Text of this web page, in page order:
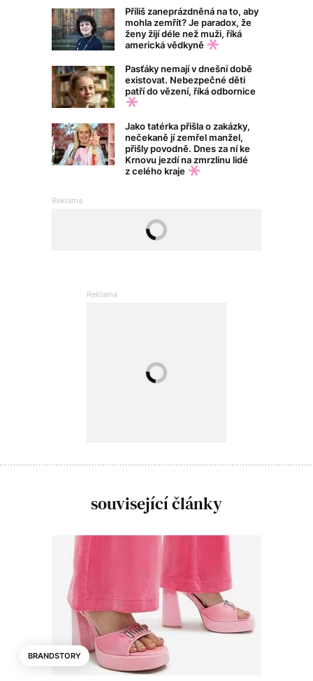
Příliš zaneprázdněná na to, aby
mohla zemřít? Je paradox, že
ženy žijí déle než muži, říká
americká vědkyně
Pasťáky nemají v dnešní době
existovat. Nebezpečné děti
patří do vězení, říká odbornice
Jako tatérka přišla o zakázky,
nečekaně jí zemřel manžel,
přišly povodně. Dnes za ní ke
Krnovu jezdí na zmrzlinu lidé
z celého kraje
související články
BRANDSTORY